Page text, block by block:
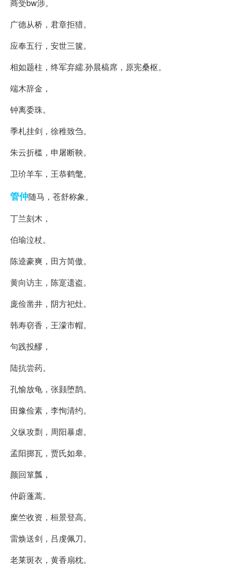
商受bw涉。
广德从桥，君章拒猎。
应奉五行，安世三箧。
相如题柱，终军弃繻.孙晨槁席，原宪桑枢。
端木辞金，
钟离委珠。
季札挂剑，徐稚致刍。
朱云折槛，申屠断鞅。
卫玠羊车，王恭鹤氅。
管仲随马，苍舒称象。
丁兰刻木，
伯瑜泣杖。
陈逵豪爽，田方简傲。
黄向访主，陈寔遗盗。
庞俭凿井，阴方祀灶。
韩寿窃香，王濛市帽。
句践投醪，
陆抗尝药。
孔愉放龟，张颢堕鹊。
田豫俭素，李恂清约。
义纵攻剽，周阳暴虐。
孟阳掷瓦，贾氏如皋。
颜回箪瓢，
仲蔚蓬蒿。
糜竺收资，桓景登高。
雷焕送剑，吕虔佩刀。
老莱斑衣，黄香扇枕。